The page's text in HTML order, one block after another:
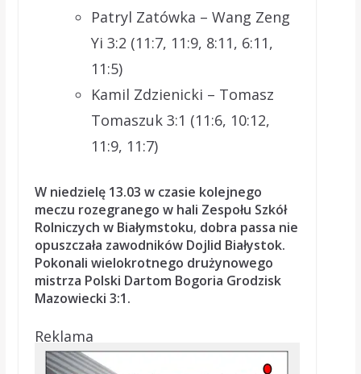
Patryl Zatówka – Wang Zeng
Yi 3:2 (11:7, 11:9, 8:11, 6:11,
11:5)
Kamil Zdzienicki – Tomasz
Tomaszuk 3:1 (11:6, 10:12,
11:9, 11:7)
W niedzielę 13.03 w czasie kolejnego
meczu rozegranego w hali Zespołu Szkół
Rolniczych w Białymstoku, dobra passa nie
opuszczała zawodników Dojlid Białystok.
Pokonali wielokrotnego drużynowego
mistrza Polski Dartom Bogoria Grodzisk
Mazowiecki 3:1.
Reklama